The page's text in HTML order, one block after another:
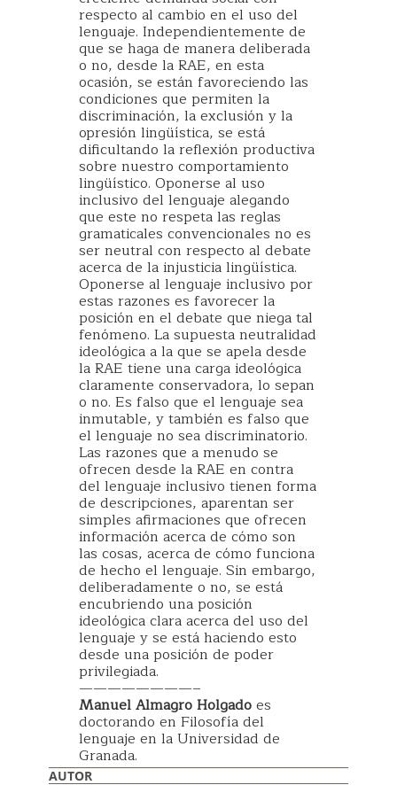
respecto al cambio en el uso del
lenguaje. Independientemente de
que se haga de manera deliberada
o no, desde la RAE, en esta
ocasión, se están favoreciendo las
condiciones que permiten la
discriminación, la exclusión y la
opresión lingüística, se está
dificultando la reflexión productiva
sobre nuestro comportamiento
lingüístico. Oponerse al uso
inclusivo del lenguaje alegando
que este no respeta las reglas
gramaticales convencionales no es
ser neutral con respecto al debate
acerca de la injusticia lingüística.
Oponerse al lenguaje inclusivo por
estas razones es favorecer la
posición en el debate que niega tal
fenómeno. La supuesta neutralidad
ideológica a la que se apela desde
la RAE tiene una carga ideológica
claramente conservadora, lo sepan
o no. Es falso que el lenguaje sea
inmutable, y también es falso que
el lenguaje no sea discriminatorio.
Las razones que a menudo se
ofrecen desde la RAE en contra
del lenguaje inclusivo tienen forma
de descripciones, aparentan ser
simples afirmaciones que ofrecen
información acerca de cómo son
las cosas, acerca de cómo funciona
de hecho el lenguaje. Sin embargo,
deliberadamente o no, se está
encubriendo una posición
ideológica clara acerca del uso del
lenguaje y se está haciendo esto
desde una posición de poder
privilegiada.
————————–
Manuel Almagro Holgadoes
doctorando en Filosofía del
lenguaje en la Universidad de
Granada.
AUTOR